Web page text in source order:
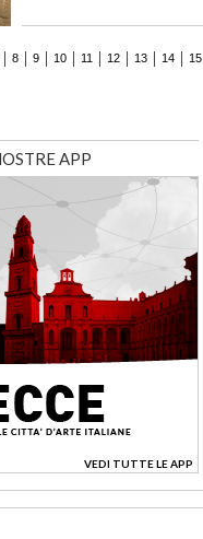
8 9 10 11 12 13 14 15
APP
VEDI TUTTE LE APP
>